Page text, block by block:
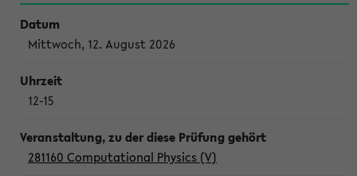
Mittwoch, 12. August 2026
12-15
281160 Computational Physics (V)